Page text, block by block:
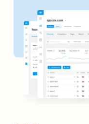
银行搜索引擎优化
面包店搜索引擎优
理发店搜索引擎优化
烧烤店搜索引擎优
精品店搜索引擎优